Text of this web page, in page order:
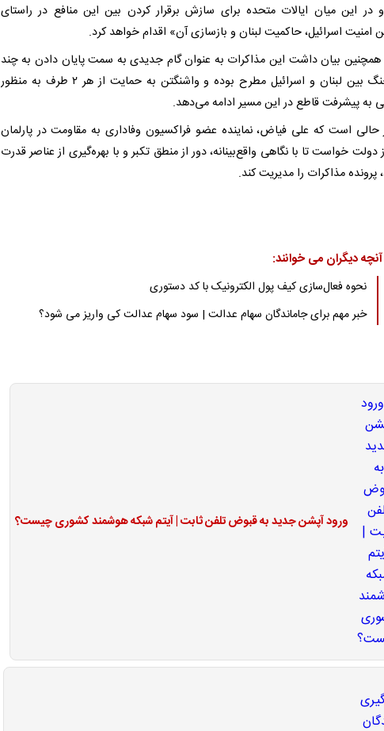
در این میان ایالات متحده برای سازش برقرار کردن بین این منافع در راستای
امنیت اسرائیل، حاکمیت لبنان و بازسازی آن» اقدام خواهد کرد.
بیان داشت این مذاکرات به عنوان گام جدیدی به سمت پایان دادن به چند
دهه جنگ بین لبنان و اسرائیل مطرح بوده و واشنگتن به حمایت از هر ۲ طرف به منظور
به پیشرفت قاطع در این مسیر ادامه می‌دهد.
حالی است که علی فیاض، نماینده عضو فراکسیون وفاداری به مقاومت در پارلمان
دولت خواست تا با نگاهی واقع‌بینانه، دور از منطق تکبر و با بهره‌گیری از عناصر قدرت
پرونده مذاکرات را مدیریت کند.
آنچه دیگران می خوانند:
نحوه فعال‌سازی کیف پول الکترونیک با کد دستوری
خبر مهم برای جاماندگان سهام عدالت | سود سهام عدالت کی واریز می شود؟
ورود آپشن جدید به قبوض تلفن ثابت | آیتم شبکه هوشمند کشوری چیست؟